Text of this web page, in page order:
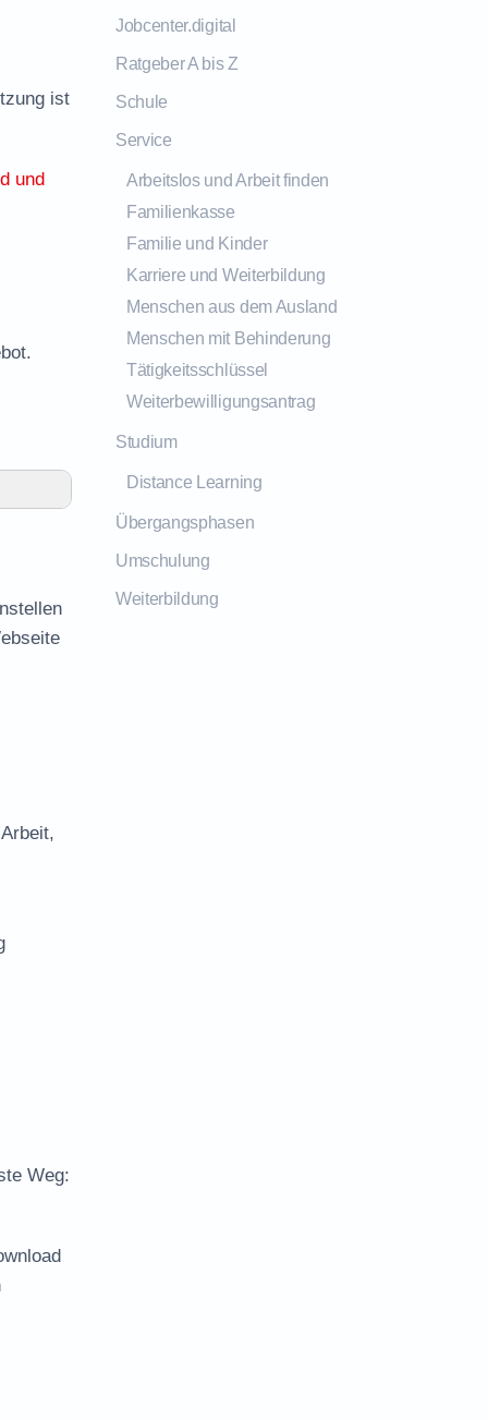
ist
und
Weg:
Jobcenter.digital
Ratgeber A bis Z
Schule
Service
Arbeitslos und Arbeit finden
Familienkasse
Familie und Kinder
Karriere und Weiterbildung
Menschen aus dem Ausland
Menschen mit Behinderung
Tätigkeitsschlüssel
Weiterbewilligungsantrag
Studium
Distance Learning
Übergangsphasen
Umschulung
Weiterbildung